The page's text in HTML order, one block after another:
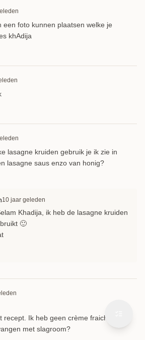
een foto kunnen plaatsen welke je
khAdija
lasagne kruiden gebruik je ik zie in
lasagne saus enzo van honig?
10 jaar geleden
Khadija, ik heb de lasagne kruiden
🙂
recept. Ik heb geen crème fraiche thuis.
met slagroom?